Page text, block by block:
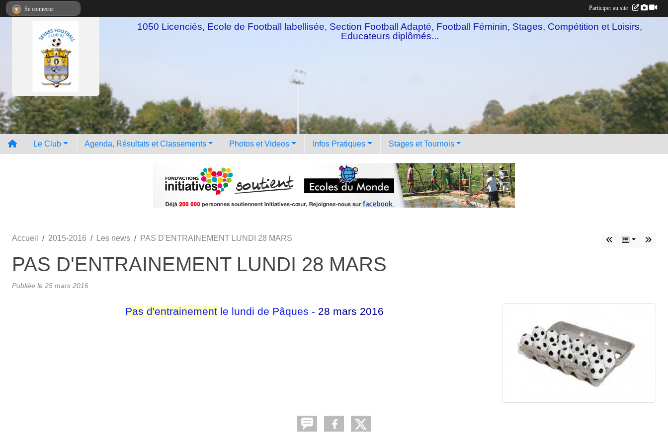
1050 Licenciés, Ecole de Football labellisée, Section Football Adapté, Football Féminin, Stages, Compétition et Loisirs,
Educateurs diplômés...
Le Club Agenda, Résultats et Classements Photos et Videos Infos Pratiques Stages et Tournois
Accueil 2015-2016 Les news PAS D'ENTRAINEMENT LUNDI 28 MARS
PAS D'ENTRAINEMENT LUNDI 28 MARS
Publiée le 25 mars 2016
Pas d'entrainement le lundi de Pâques - 28 mars 2016
Se connecter Participer au site :
Panneau de gestion des cookies